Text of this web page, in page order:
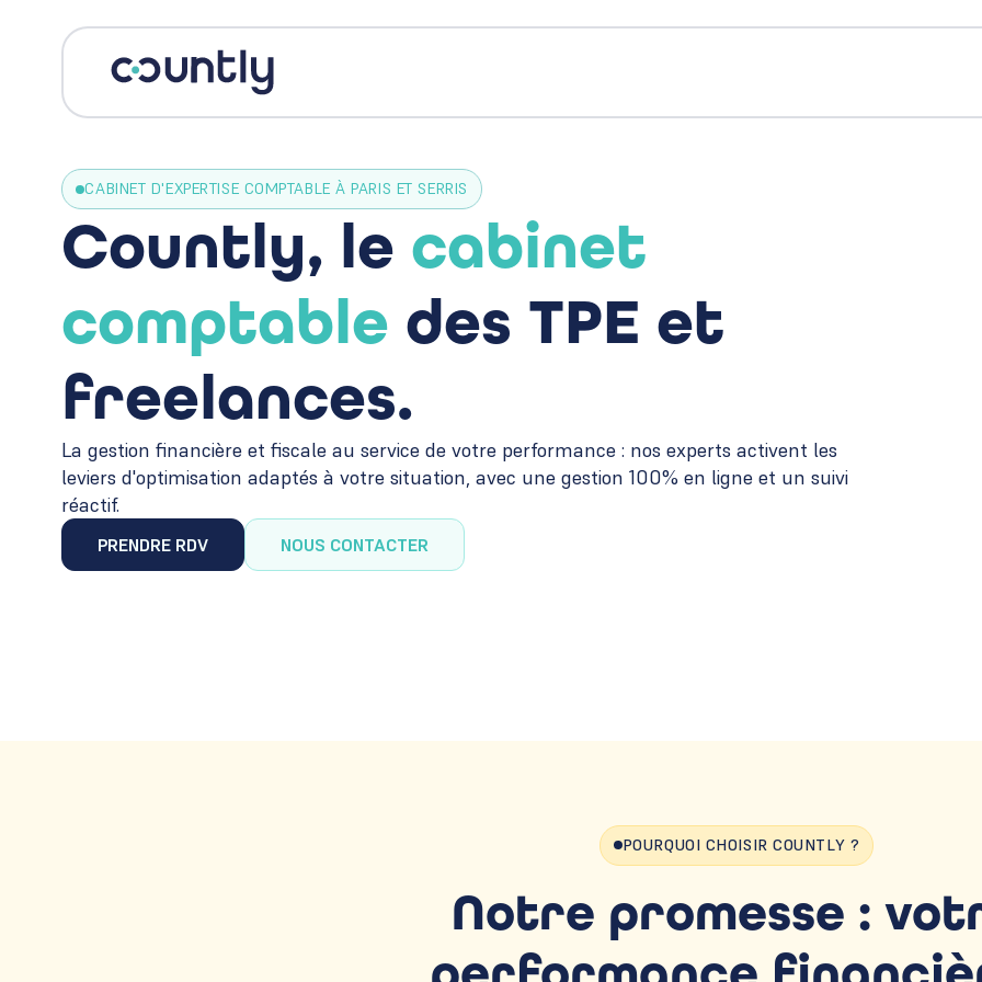
CABINET D'EXPERTISE COMPTABLE À PARIS ET SERRIS
Countly, le cabinet
comptable des TPE et
freelances.
La gestion financière et fiscale au service de votre performance : nos experts activent les
leviers d'optimisation adaptés à votre situation, avec une gestion 100% en ligne et un suivi
réactif.
PRENDRE RDV NOUS CONTACTER
POURQUOI CHOISIR COUNTLY ?
Notre promesse :